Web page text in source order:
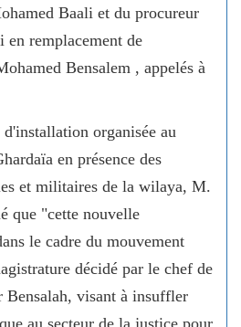
Baali et du procureur
en remplacement de
Bensalem , appelés à
organisée au
en présence des
et militaires de la wilaya, M.
que "cette nouvelle
le cadre du mouvement
décidé par le chef de
visant à insuffler
au secteur de la justice pour